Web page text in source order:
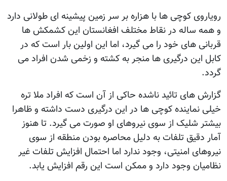
رویاروی کوچی ها با هزاره بر سر زمین پیشینه ای طولانی دارد
و همه ساله در نقاط مختلف افغانستان این کشمکش ها
قربانی های خود را می گیرد، اما این اولین بار است که در
کابل این درگیری ها منجر به کشته و زخمی شدن افراد می
گردد.
گزارش های تائید ناشده حاکی از آن است که افراد ملا تره
خیلی نماینده کوچی ها در این درگیری دست داشته و ظاهرا
بیشتر شلیک از سوی نیروهای او صورت می گیرد. تا هنوز
آمار دقیق تلفات به دلیل محاصره بودن منطقه از سوی
نیروهای امنیتی، وجود ندارد اما احتمال افزایش تلفات غیر
نظامیان وجود دارد و ممکن است این رقم افزایش یابد.